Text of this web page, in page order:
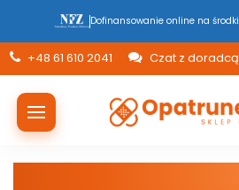
Dofinansowanie online na
+48 61 610 2041 Czat z doradcą